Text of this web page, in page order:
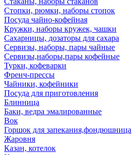
Стопки, рюмки, наборы стопок
Посуда чайно-кофейная
Кружки, наборы кружек, чашки
Сахарницы, дозаторы для сахара
Сервизы, наборы, пары чайные
Сервизы,наборы,пары кофейные
Турки, кофеварки
Френч-прессы
Чайники, кофейники
Посуда для приготовления
Блинница
Баки, ведра эмалированные
Вок
Горшок для запекания,фондюшница
Жаровня
Казан, котелок